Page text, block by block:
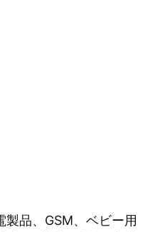
品、GSM、ベビー用